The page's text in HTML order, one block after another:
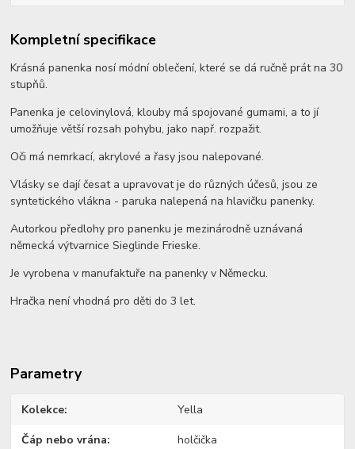
Kompletní specifikace
Krásná panenka nosí módní oblečení, které se dá ručně prát na 30
stupňů.
Panenka je celovinylová, klouby má spojované gumami, a to jí
umožňuje větší rozsah pohybu, jako např. rozpažit.
Oči má nemrkací, akrylové a řasy jsou nalepované.
Vlásky se dají česat a upravovat je do různých účesů, jsou ze
syntetického vlákna - paruka nalepená na hlavičku panenky.
Autorkou předlohy pro panenku je mezinárodně uznávaná
německá výtvarnice Sieglinde Frieske.
Je vyrobena v manufaktuře na panenky v Německu.
Hračka není vhodná pro děti do 3 let.
Parametry
Kolekce Yella
Čáp nebo vrána holčička